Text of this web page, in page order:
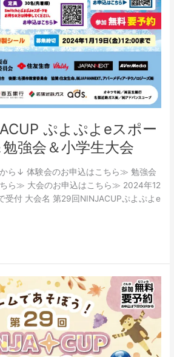
ぷよぷよeスポー
強会＆小学生大会
ら↓ 体験会のお申込はこちら≫ 勉強会
ら≫ 大会のお申込はこちら≫ 2024年12
受付 大会名 第29回NINJACUPぷよぷよe